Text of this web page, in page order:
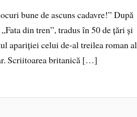
bune de ascuns cadavre!” După
din tren”, tradus în 50 de țări și
apariției celui de-al treilea roman al
Scriitoarea britanică […]